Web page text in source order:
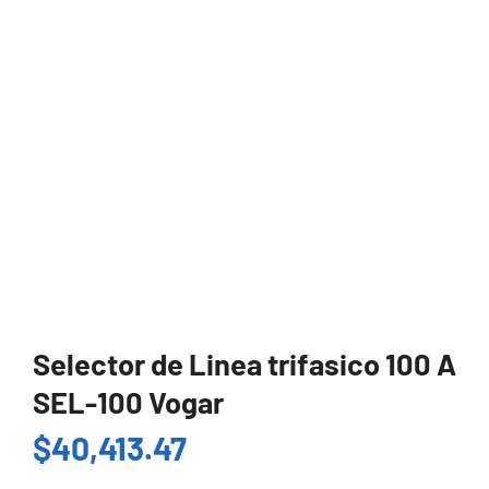
Selector de Linea trifasico 100 A
SEL-100 Vogar
$40,413.47